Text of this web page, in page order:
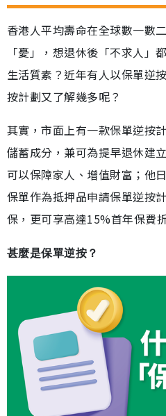
香港人平均壽命在全球數一數
「憂」，想退休後「不求人」
生活質素？近年有人以保單逆
按計劃又了解幾多呢？
其實，市面上有一款保單逆按
儲蓄成分，兼可為提早退休建
可以保障家人、增值財富；他
保單作為抵押品申請保單逆按
保，更可享高達15%首年保費
甚麼是保單逆按？